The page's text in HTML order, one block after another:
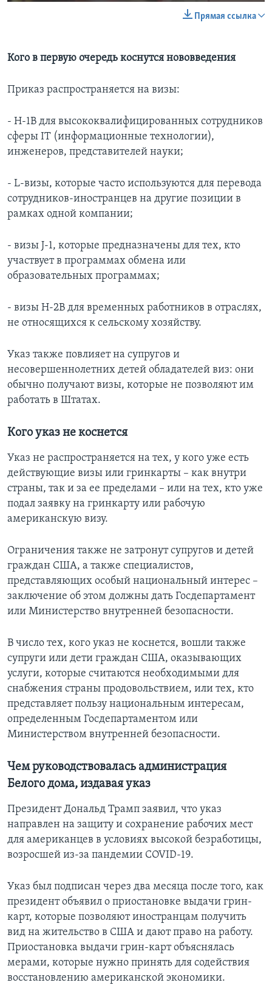
Прямая ссылка
Кого в первую очередь коснутся нововведения
Приказ распространяется на визы:
- H-1B для высококвалифицированных сотрудников
сферы IT (информационные технологии),
инженеров, представителей науки;
- L-визы, которые часто используются для перевода
сотрудников-иностранцев на другие позиции в
рамках одной компании;
- визы J-1, которые предназначены для тех, кто
участвует в программах обмена или
образовательных программах;
- визы H-2B для временных работников в отраслях,
не относящихся к сельскому хозяйству.
Указ также повлияет на супругов и
несовершеннолетних детей обладателей виз: они
обычно получают визы, которые не позволяют им
работать в Штатах.
Кого указ не коснется
Указ не распространяется на тех, у кого уже есть
действующие визы или гринкарты – как внутри
страны, так и за ее пределами – или на тех, кто уже
подал заявку на гринкарту или рабочую
американскую визу.
Ограничения также не затронут супругов и детей
граждан США, а также специалистов,
представляющих особый национальный интерес –
заключение об этом должны дать Госдепартамент
или Министерство внутренней безопасности.
В число тех, кого указ не коснется, вошли также
супруги или дети граждан США, оказывающих
услуги, которые считаются необходимыми для
снабжения страны продовольствием, или тех, кто
представляет пользу национальным интересам,
определенным Госдепартаментом или
Министерством внутренней безопасности.
Чем руководствовалась администрация
Белого дома, издавая указ
Президент Дональд Трамп заявил, что указ
направлен на защиту и сохранение рабочих мест
для американцев в условиях высокой безработицы,
возросшей из-за пандемии COVID-19.
Указ был подписан через два месяца после того, как
президент объявил о приостановке выдачи грин-
карт, которые позволяют иностранцам получить
вид на жительство в США и дают право на работу.
Приостановка выдачи грин-карт объяснялась
мерами, которые нужно принять для содействия
восстановлению американской экономики.